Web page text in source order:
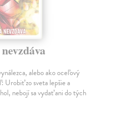
alebo ako oceľový
Urobiť zo sveta lepšie a
nebojí sa vydať ani do tých